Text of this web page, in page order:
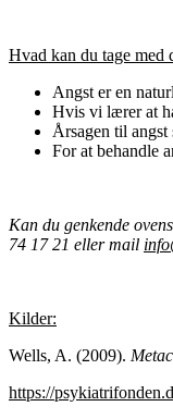
Hvad kan du tage med
Angst er en
Hvis vi lærer at
Årsagen til
For at behandle
Kan du genkende
74 17 21 eller mail
Kilder:
Wells, A. (2009).
https://